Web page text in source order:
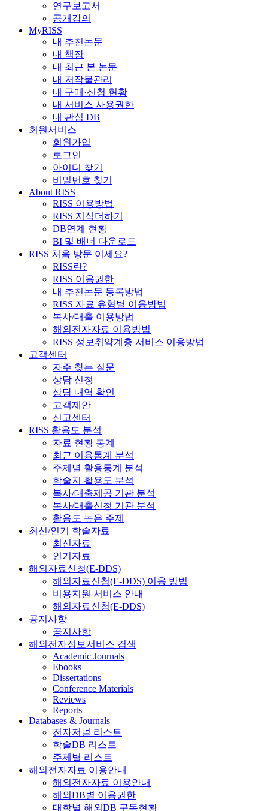
연구보고서
공개강의
MyRISS
내 추천논문
내 책장
내 최근 본 논문
내 저작물관리
내 구매·신청 현황
내 서비스 사용권한
내 관심 DB
회원서비스
회원가입
로그인
아이디 찾기
비밀번호 찾기
About RISS
RISS 이용방법
RISS 지식더하기
DB연계 현황
BI 및 배너 다운로드
RISS 처음 방문 이세요?
RISS란?
RISS 이용권한
내 추천논문 등록방법
RISS 자료 유형별 이용방법
복사/대출 이용방법
해외전자자료 이용방법
RISS 정보취약계층 서비스 이용방법
고객센터
자주 찾는 질문
상담 신청
상담 내역 확인
고객제안
신고센터
RISS 활용도 분석
자료 현황 통계
최근 이용통계 분석
주제별 활용통계 분석
학술지 활용도 분석
복사/대출제공 기관 분석
복사/대출신청 기관 분석
활용도 높은 주제
최신/인기 학술자료
최신자료
인기자료
해외자료신청(E-DDS)
해외자료신청(E-DDS) 이용 방법
비용지원 서비스 안내
해외자료신청(E-DDS)
공지사항
공지사항
해외전자정보서비스 검색
Academic Journals
Ebooks
Dissertations
Conference Materials
Reviews
Reports
Databases & Journals
전자저널 리스트
학술DB 리스트
주제별 리스트
해외전자자료 이용안내
해외전자자료 이용안내
해외DB별 이용권한
대학별 해외DB 구독현황